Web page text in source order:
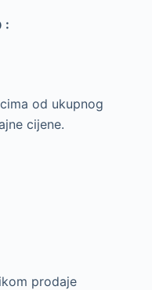
:
od ukupnog
cijene.
prodaje